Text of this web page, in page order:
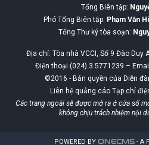
Tổng Biên tập:
Phó Tổng Biên tập: Phạm Văn
Tổng Thư ký tòa soạn:
Địa chỉ: Tòa nhà VCCI, Số 9 Đào Duy
Điện thoại (024) 3.5771239 –
©2016 - Bản quyền của Diễn
Liên hệ quảng cáo Tạp chí
Các trang ngoài sẽ được mở ra ở cửa sổ
không chịu trách nhiệm nội
POWERED BY ONECMS- A